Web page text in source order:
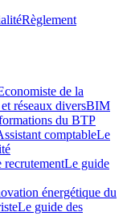
Règlement
de la
réseaux diversBIM
du BTP
comptableLe
recrutementLe guide
énergétique du
Le guide des